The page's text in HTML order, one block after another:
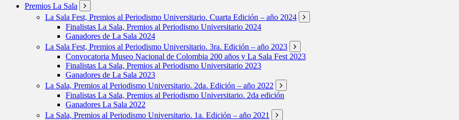
Premios La Sala
La Sala Fest, Premios al Periodismo Universitario. Cuarta Edición – año 2024
Finalistas La Sala, Premios al Periodismo Universitario 2024
Ganadores de La Sala 2024
La Sala Fest, Premios al Periodismo Universitario. 3ra. Edición – año 2023
Convocatoria Museo Nacional de Colombia 200 años y La Sala Fest 2023
Finalistas La Sala, Premios al Periodismo Universitario 2023
Ganadores de La Sala 2023
La Sala, Premios al Periodismo Universitario. 2da. Edición – año 2022
Finalistas La Sala, Premios al Periodismo Universitario. 2da edición
Ganadores La Sala 2022
La Sala, Premios al Periodismo Universitario. 1a. Edición – año 2021